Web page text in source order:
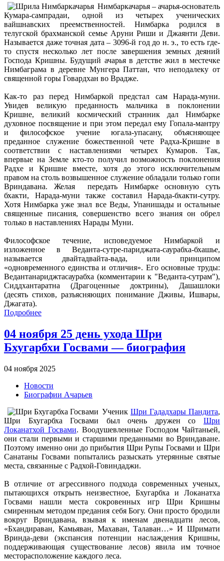
Нимбаркачарья – ачарья-основатель
Кумара-сампрадаи, одной из четырех ученических
вайшнавских преемственностей. Нимбарка родился в
телугской брахманской семье Аруни Риши и Джаянти Деви.
Называется даже точная дата – 3096-й год до н. э., то есть где-
то спустя несколько лет после завершения земных деяний
Господа Кришны. Будущий ачарья в детстве жил в местечке
Нимбаграма в деревне Мунгера Паттан, что неподалеку от
священной горы Говардхан во Врадже.
Как-то раз перед Нимбаркой предстал сам Нарада-муни.
Увидев великую преданность мальчика в поклонении
Кришне, великий космический странник дал Нимбарке
духовное посвящение и при этом передал ему Гопала-мантру
и философское учение югала-упасану, объясняющее
преданное служение божественной чете Радха-Кришне в
соответствии с наставлениями четырех Кумаров. Так,
впервые на Земле кто-то получил возможность поклонения
Радхе и Кришне вместе, хотя до этого исключительным
правом на столь возвышенное служение обладали только гопи
Вриндавана. Желая передать Нимбарке основную суть
бхакти, Нарада-муни также составил Нарада-бхакти-сутру.
Хотя Нимбарка уже знал все Веды, Упанишады и остальные
священные писания, совершенство всего знания он обрел
только в наставлениях Нарады Муни.
Философское течение, исповедуемое Нимбаркой и
изложенное в Веданта-сутре-париджата-саурабха-бхашье,
называется двайтадвайта-вада, или принципом
«одновременного единства и отличия». Его основные труды:
Ведантанариджтасаурабха (комментарии к "Веданта-сутрам"),
Сиддхантаратна (Драгоценные доктрины), Дашашлоки
(десять стихов, разъясняющих понимание Дживы, Ишвары,
Джагата).
Подробнее
04 ноября 25 день ухода Шри
Бхугарбхи Госвами — биография
04 ноября 2025
Новости
Биографии Ачарьев
Ученик Шри Гададхары Пандита,
Шри Бхугарбха Госвами был очень дружен со Шри
Локанатхой Госвами. Воодушевленные Господом Чайтаньей,
они стали первыми и старшими преданными во Вриндаване.
Поэтому именно они до прибытия Шри Рупы Госвами и Шри
Санатаны Госвами попытались разыскать утерянные святые
места, связанные с Радхой-Говиндаджи.
В отличие от агрессивного подхода современных ученых,
пытающихся открыть неизвестное, Бхугарбха и Локанатха
Госвами нашли места сокровенных игр Шри Кришны
смиренным методом предания себя Богу. Они просто бродили
вокруг Вриндавана, взывая к именам двенадцати лесов,
«Бхандираван, Камьяван, Махаван, Талаван…» И Шримати
Вринда-деви (экспансия потенции наслаждения Кришны,
поддерживающая существование лесов) явила им точное
месторасположение каждого леса.